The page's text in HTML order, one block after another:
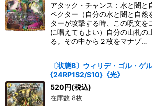
アタック・チャンス：水と闇と
ペクター（自分の水と闇と自然
ターが攻撃する時、この呪文を
に唱えてもよい）自分の山札の
る。その中から２枚をマナゾ…
〔状態B〕ウィリデ・ゴル・ゲ
{24RP1S2/S10}《光》
520円(税込)
在庫数 8枚